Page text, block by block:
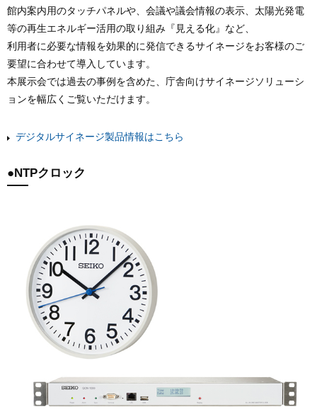
館内案内用のタッチパネルや、会議や議会情報の表示、太陽光発電
等の再生エネルギー活用の取り組み『見える化』など、
利用者に必要な情報を効果的に発信できるサイネージをお客様のご
要望に合わせて導入しています。
本展示会では過去の事例を含めた、庁舎向けサイネージソリューシ
ョンを幅広くご覧いただけます。
デジタルサイネージ製品情報はこちら
●NTPクロック